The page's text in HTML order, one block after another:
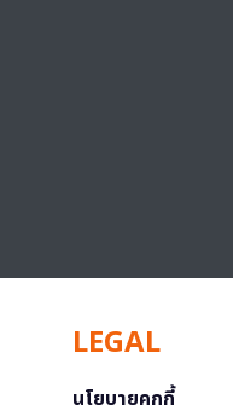
LEGAL
นโยบายคุกกี้